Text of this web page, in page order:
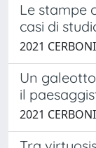
Le stampe
casi di
2021
Un
il
2021